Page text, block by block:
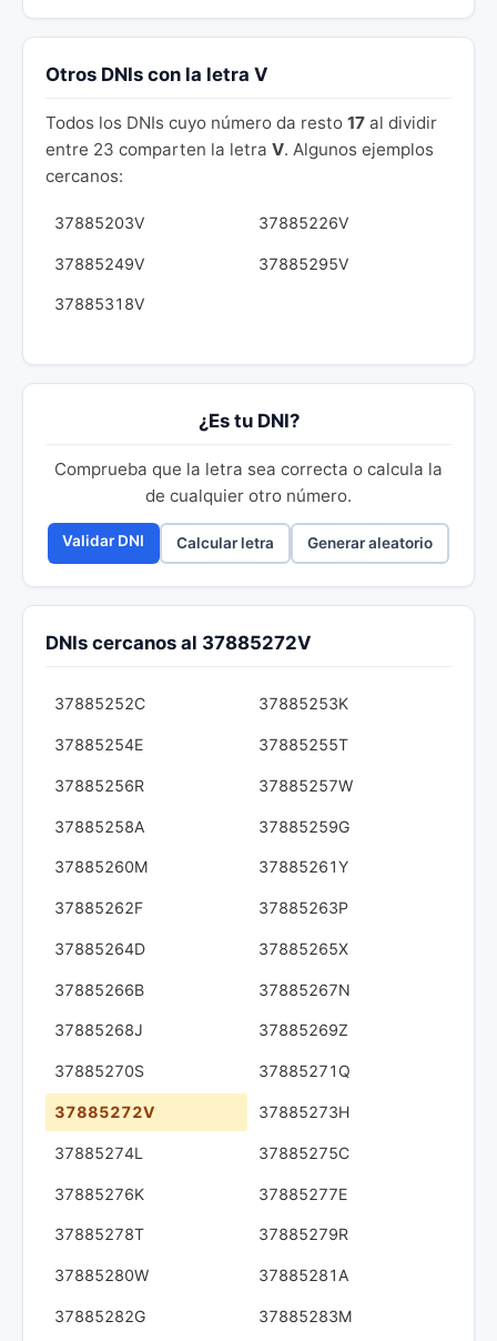
Otros DNIs con la letra V
Todos los DNIs cuyo número da resto 17 al dividir
entre 23 comparten la letra V. Algunos ejemplos
cercanos:
37885203V 37885226V
37885249V 37885295V
37885318V
¿Es tu DNI?
Comprueba que la letra sea correcta o calcula la
de cualquier otro número.
Validar DNI Calcular letra Generar aleatorio
DNIs cercanos al 37885272V
37885252C 37885253K
37885254E 37885255T
37885256R 37885257W
37885258A 37885259G
37885260M 37885261Y
37885262F 37885263P
37885264D 37885265X
37885266B 37885267N
37885268J 37885269Z
37885270S 37885271Q
37885272V 37885273H
37885274L 37885275C
37885276K 37885277E
37885278T 37885279R
37885280W 37885281A
37885282G 37885283M